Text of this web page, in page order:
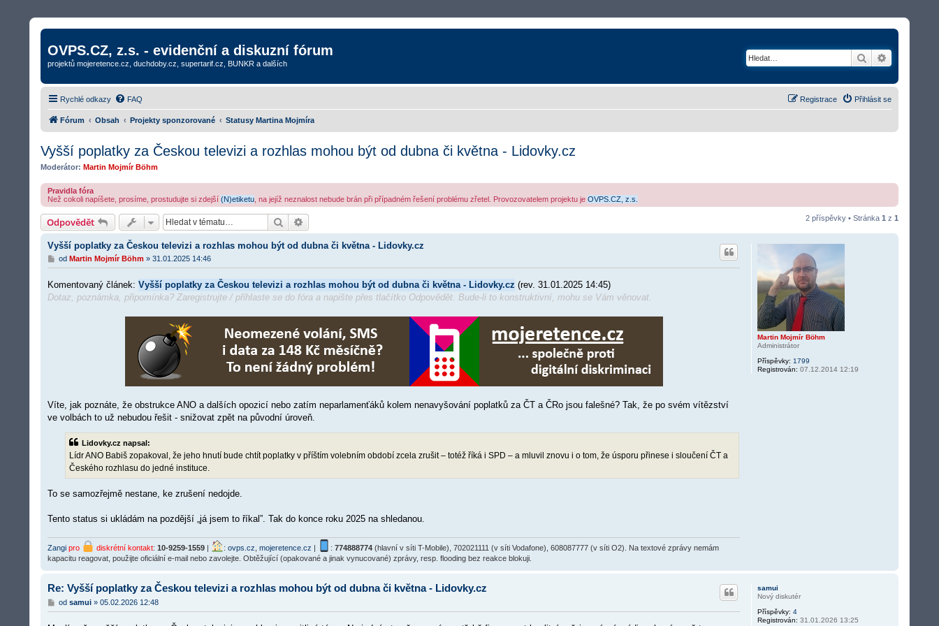
OVPS.CZ, z.s. - evidenční a diskuzní fórum
projektů mojeretence.cz, duchdoby.cz, supertarif.cz, BUNKR a dalších Hledat
Rychlé odkazy FAQ Přihlásit se
Registrace
Fórum Obsah Projekty sponzorované Statusy Martina Mojmíra
Vyšší poplatky za Českou televizi a rozhlas mohou být od dubna či května - Lidovky.cz
Moderátor: Martin Mojmír Böhm
Pravidla fóra
Než cokoli napíšete, prosíme, prostudujte si zdejší (N)etiketu , na jejíž neznalost nebude brán při případném řešení problému zřetel. Provozovatelem projektu je OVPS.CZ, z.s.
Odpovědět Hledat 2 příspěvky • Stránka 1 z 1
Martin Mojmír Böhm
Administrátor
Příspěvky: 1799
Registrován: 07.12.2014 12:19
Vyšší poplatky za Českou televizi a rozhlas mohou být od dubna či května - Lidovky.cz
P
ř
s
p
ě
od Martin Mojmír Böhm » 31.01.2025 14:46
Komentovaný článek: Vyšší poplatky za Českou televizi a rozhlas mohou být od dubna či května - Lidovky.cz (rev. 31.01.2025 14:45)
Dotaz, poznámka, připomínka? Zaregistrujte / přihlaste se do fóra a napište přes tlačítko Odpovědět. Bude-li to konstruktivní, mohu se Vám věnovat.
Víte, jak poznáte, že obstrukce ANO a dalších opozicí nebo zatím neparlamenťáků kolem nenavyšování poplatků za ČT a ČRo jsou falešné? Tak, že po svém vítězství
ve volbách to už nebudou řešit - snižovat zpět na původní úroveň.
Lidovky.cz napsal:
Lídr ANO Babiš zopakoval, že jeho hnutí bude chtít poplatky v příštím volebním období zcela zrušit – totéž říká i SPD – a mluvil znovu i o tom, že úsporu přinese i sloučení ČT a
Českého rozhlasu do jedné instituce.
To se samozřejmě nestane, ke zrušení nedojde.
Tento status si ukládám na pozdější „já jsem to říkal”. Tak do konce roku 2025 na shledanou.
Zangi pro diskrétní kontakt: 10-9259-1559 : ovps.cz mojeretence.cz : 774888774 (hlavní v síti T-Mobile), 702021111 (v síti Vodafone), 608087777 (v síti O2). Na textové zprávy nemám
kapacitu reagovat, použijte oficiální e-mail nebo zavolejte. Obtěžující (opakované a jinak vynucované) zprávy, resp. flooding bez reakce blokuji.
samui
Nový diskutér
Příspěvky: 4
Registrován: 31.01.2026 13:25
Re: Vyšší poplatky za Českou televizi a rozhlas mohou být od dubna či května - Lidovky.cz
P
ř
od samui» 05.02.2026 12:48